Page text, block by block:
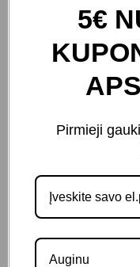
lašiša
Neliko produktų
€2,35
5€
Pirmieji
Auginu